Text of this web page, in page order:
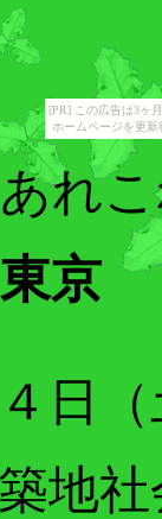
[PR] この広告は3ヶ
ホームページを更
れ
京
日
地